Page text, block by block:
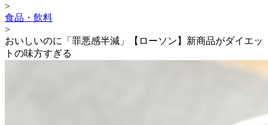
>
食品・飲料
>
おいしいのに「罪悪感半減」【ローソン】新商品がダイエッ
トの味方すぎる